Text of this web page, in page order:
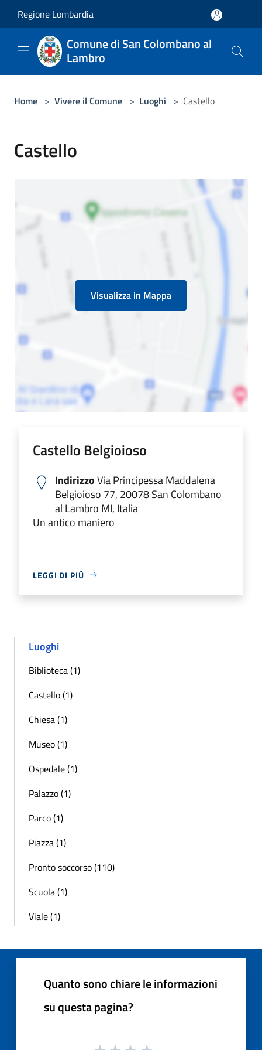
Regione Lombardia
Comune di San Colombano al
Lambro
Home > Vivere il Comune > Luoghi > Castello
Castello
Visualizza in Mappa
Castello Belgioioso
IndirizzoVia Principessa Maddalena
Belgioioso 77, 20078 San Colombano
al Lambro MI, Italia
Un antico maniero
LEGGI DI PIÙ
Luoghi
Biblioteca (1)
Castello (1)
Chiesa (1)
Museo (1)
Ospedale (1)
Palazzo (1)
Parco (1)
Piazza (1)
Pronto soccorso (110)
Scuola (1)
Viale (1)
Quanto sono chiare le informazioni
su questa pagina?